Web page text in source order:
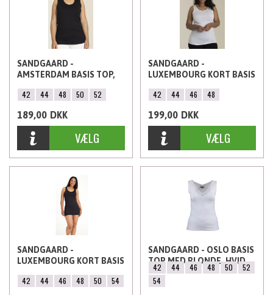
SANDGAARD -
AMSTERDAM BASIS TOP,
42 44 48 50 52
189,00 DKK
SANDGAARD -
LUXEMBOURG KORT BASIS
42 44 46 48
199,00 DKK
SANDGAARD -
LUXEMBOURG KORT BASIS
42 44 46 48 50 54
SANDGAARD - OSLO BASIS
TOP MED BLONDE, HVID
42 44 46 48 50
52
54